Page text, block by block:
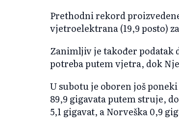
Prethodni rekord
vjetroelektrana (19,9 posto)
Zanimljiv je također podatak
potreba putem vjetra, dok
U subotu je oboren još
89,9 gigavata putem struje,
5,1 gigavat, a Norveška 0,9